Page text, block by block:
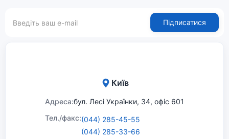
Підписатися
Київ
Адреса:бул. Лесі Українки, 34, офіс 601
Тел./факс:(044) 285-45-55
(044) 285-33-66